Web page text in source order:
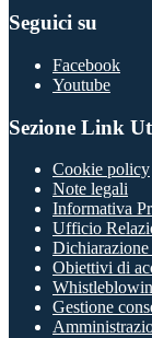
Seguici su
Facebook
Youtube
Sezione Link
Cookie policy
Note legali
Informativa
Ufficio
Obiettivi di
Gestione